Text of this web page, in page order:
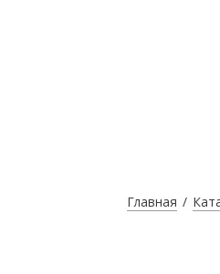
Главная